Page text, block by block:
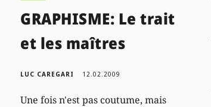
GRAPHISME: Le trait
et les maîtres
LUC CAREGARI 12.02.2009
Une fois n'est pas coutume, mais